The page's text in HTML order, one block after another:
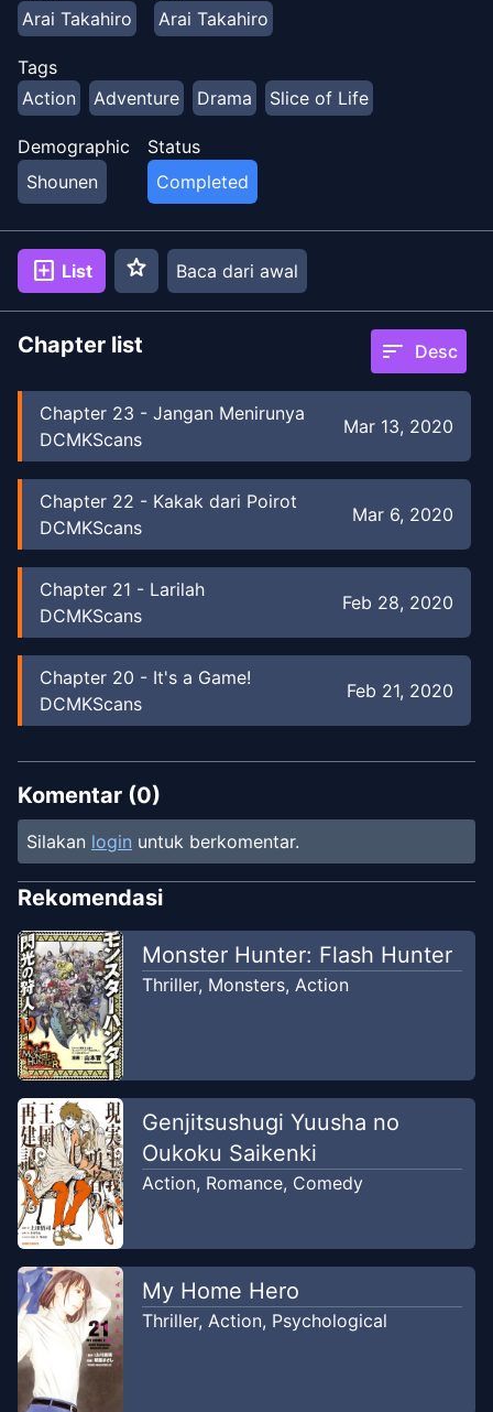
Arai Takahiro
Arai Takahiro
Tags
Action
Adventure Drama Slice of Life
Demographic
Shounen
Status
Completed
add_box List star Baca dari awal
Chapter list sort Desc
Chapter 23 - Jangan Menirunya
DCMKScans
Mar 13, 2020
Chapter 22 - Kakak dari Poirot
DCMKScans
Mar 6, 2020
Chapter 21 - Larilah
DCMKScans
Feb 28, 2020
Chapter 20 - It's a Game!
DCMKScans
Feb 21, 2020
Chapter19-Oasis Hati
DCMKScans
Chapter18-Target Yang Besar
DCMKScans
Jan 24, 2020
Chapter17 - Kakak?!
DCMKScans
Jan 17, 2020
Chapter16
DCMKScans
Chapter15 -Tidak Sopan Pada
Kari
DCMKScans
Dec 6,
Chapter14
DCMKScans
Nov 29,
2019
Chapter13
DCMKScans
Komentar (0)
Silakan login untuk berkomentar.
Rekomendasi
Monster Hunter: Flash Hunter
Thriller, Monsters, Action
Genjitsushugi Yuusha no
Oukoku Saikenki
Action, Romance, Comedy
My Home Hero
Thriller, Action, Psychological